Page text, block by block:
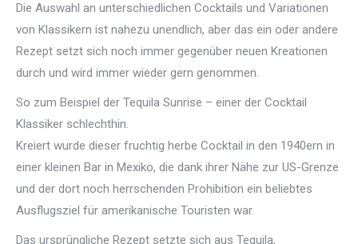
Die Auswahl an unterschiedlichen Cocktails und Variationen
von Klassikern ist nahezu unendlich, aber das ein oder andere
Rezept setzt sich noch immer gegenüber neuen Kreationen
durch und wird immer wieder gern genommen.
So zum Beispiel der Tequila Sunrise – einer der Cocktail
Klassiker schlechthin.
Kreiert wurde dieser fruchtig herbe Cocktail in den 1940ern in
einer kleinen Bar in Mexiko, die dank ihrer Nähe zur US-Grenze
und der dort noch herrschenden Prohibition ein beliebtes
Ausflugsziel für amerikanische Touristen war.
Das ursprüngliche Rezept setzte sich aus Tequila,